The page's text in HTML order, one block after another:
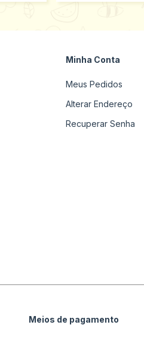
Minha Conta
Meus Pedidos
Alterar Endereço
Recuperar Senha
Meios de pagamento